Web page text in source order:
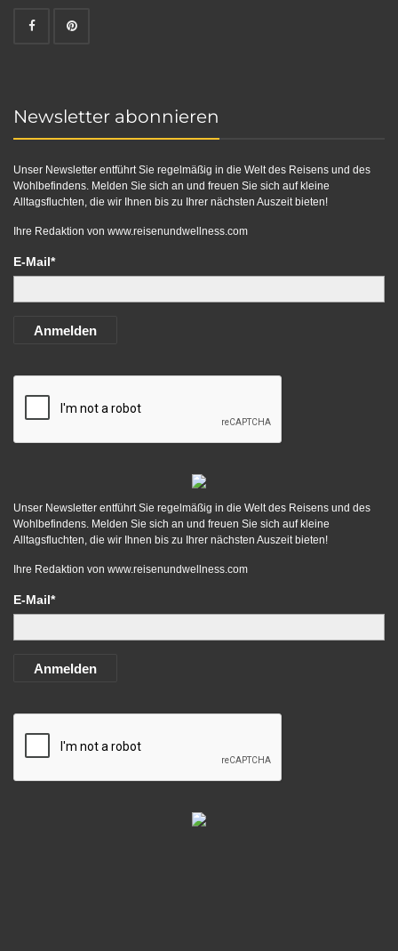
Newsletter abonnieren
Unser Newsletter entführt Sie regelmäßig in die Welt des Reisens und des
Wohlbefindens. Melden Sie sich an und freuen Sie sich auf kleine
Alltagsfluchten, die wir Ihnen bis zu Ihrer nächsten Auszeit bieten!
Ihre Redaktion von www.reisenundwellness.com
E-Mail*
Anmelden
Unser Newsletter entführt Sie regelmäßig in die Welt des Reisens und des
Wohlbefindens. Melden Sie sich an und freuen Sie sich auf kleine
Alltagsfluchten, die wir Ihnen bis zu Ihrer nächsten Auszeit bieten!
Ihre Redaktion von www.reisenundwellness.com
E-Mail*
Anmelden